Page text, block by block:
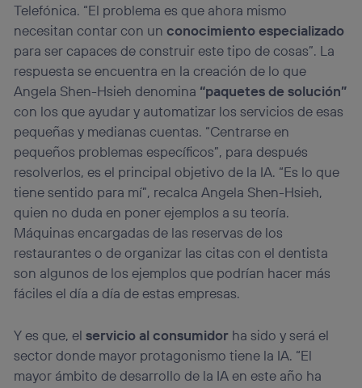
Telefónica. “El problema es que ahora mismo
necesitan contar con unconocimiento especializado
para ser capaces de construir este tipo de cosas”. La
respuesta se encuentra en la creación de lo que
Angela Shen-Hsieh denomina “paquetes de solución”
con los que ayudar y automatizar los servicios de esas
pequeñas y medianas cuentas. “Centrarse en
pequeños problemas específicos”, para después
resolverlos, es el principal objetivo de la IA. “Es lo que
tiene sentido para mí”, recalca Angela Shen-Hsieh,
quien no duda en poner ejemplos a su teoría.
Máquinas encargadas de las reservas de los
restaurantes o de organizar las citas con el dentista
son algunos de los ejemplos que podrían hacer más
fáciles el día a día de estas empresas.
Y es que, elservicio al consumidor ha sido y será el
sector donde mayor protagonismo tiene la IA. “El
mayor ámbito de desarrollo de la IA en este año ha